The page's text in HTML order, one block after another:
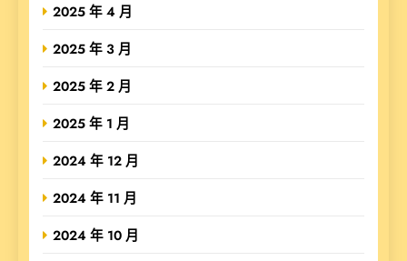
2025 年 4 月
2025 年 3 月
2025 年 2 月
2025 年 1 月
2024 年 12 月
2024 年 11 月
2024 年 10 月